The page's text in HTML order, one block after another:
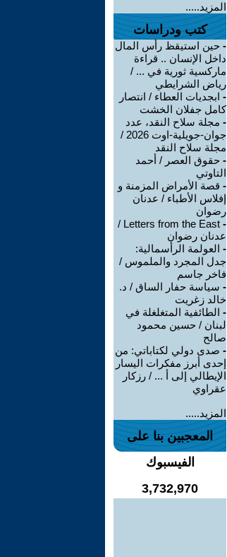
المزيد.....
كتب ودراسات
- حين استيقظ رأس المال
داخل الإنسان .. قراءة
ماركسية ثورية في ... /
رياض الشرايطي
- ابجديات العطاء / انتصار
كامل جفلان الخشت
- مجلة سلاح النقد، عدد
جوان-جويلية-اوت 2026 /
مجلة سلاح النقد
- حقوق العصر / أحمد
التاوتي
- قصة الأمراض المزمنة و
إفلاس الأطباء / عدنان
رضوان
-
Letters from the East /
عدنان رضوان
- العولمة الرأسمالية:
جدل المجرد والملموس /
فاخر جاسم
- سياسة حفار الساق / د.
خالد زغريت
- الطائفية المتغلغلة في
لبنان / حسين محمود
صالح
- صدى دولي لكتاباتي: من
إحدى أبرز مفكرات اليسار
الإيطالي إلى أ ... / رزكار
عقراوي
المزيد.....
المعجبين بنا على
الفيسبوك
3,732,970